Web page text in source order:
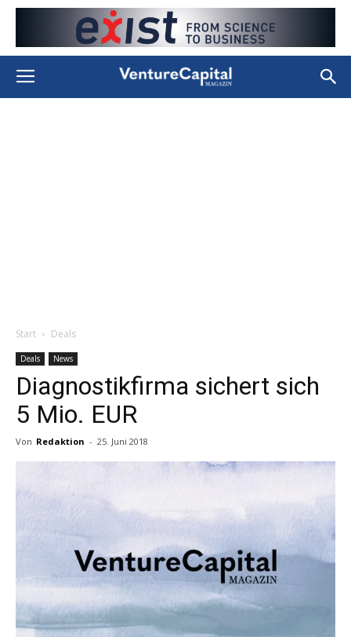
Start Deals
Deals News
Diagnostikfirma sichert sich
5 Mio. EUR
Von Redaktion - 25. Juni 2018